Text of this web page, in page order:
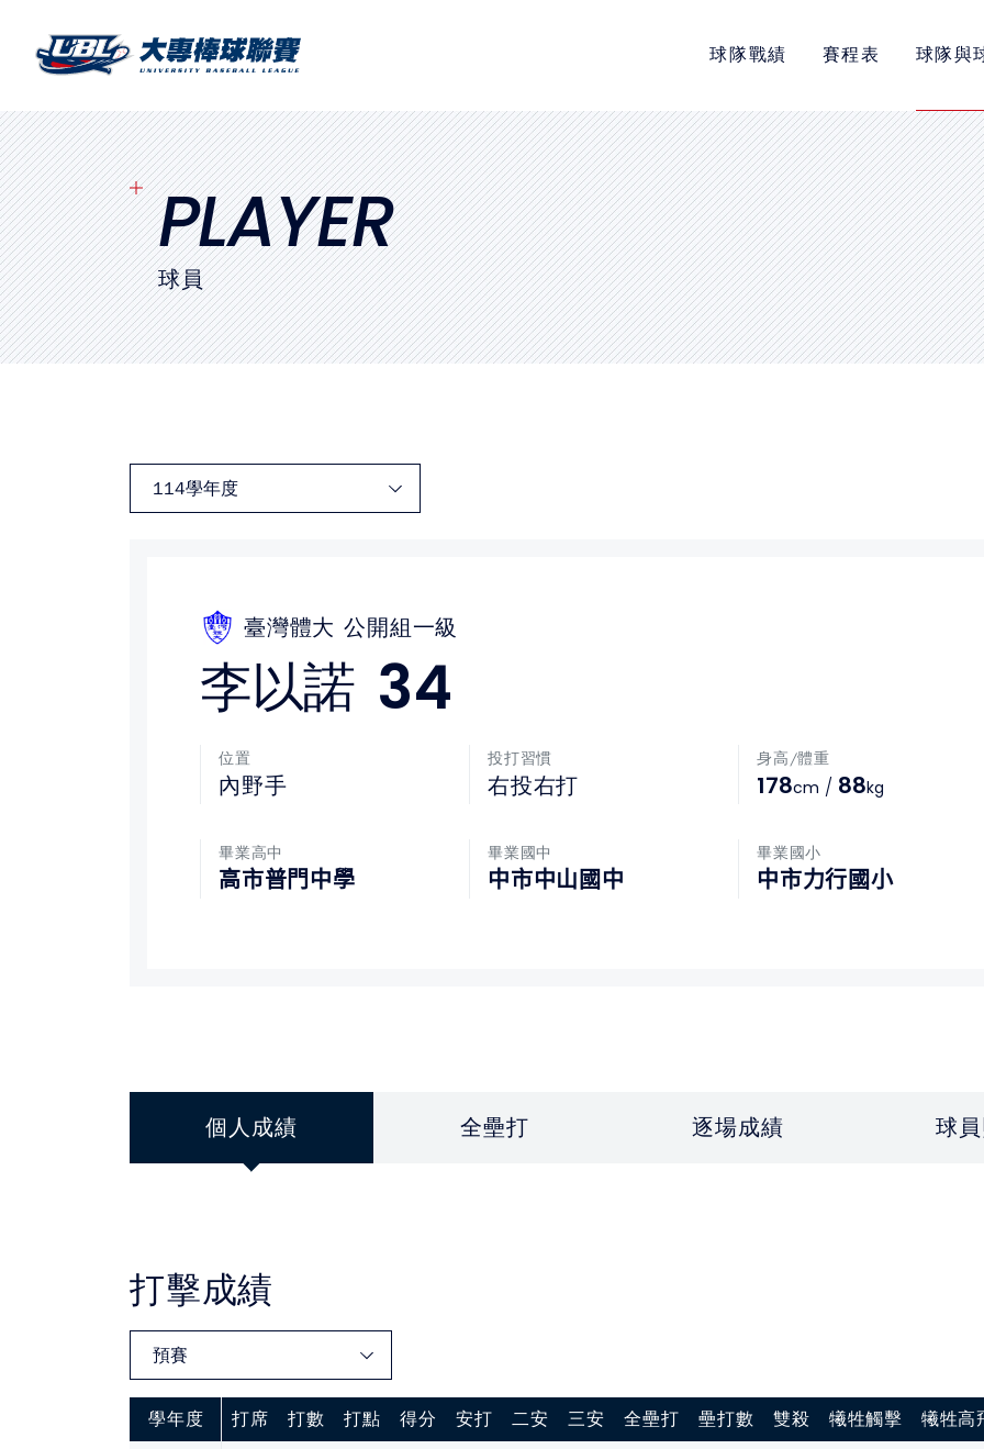
球隊戰績 賽程表 球隊與
SITEMAP
首頁
球隊戰績
賽程表
球隊與球員
裁判
最新消息
隱私權政策
網站使用條款
LINK
教育部體育署
中華民國大專院校體育總會
PLAYER
球員
臺灣體大 公開組一級
李以諾 34
位置
內野手
投打習慣
右投右打
身高/體重
178cm / 88kg
畢業高中
高市普門中學
畢業國中
中市中山國中
畢業國小
中市力行國小
個人成績 全壘打 逐場成績 球
打擊成績
學年度 打席 打數 打點 得分 安打 二安 三安 全壘打 壘打數 雙殺 犧牲觸擊 犧牲高